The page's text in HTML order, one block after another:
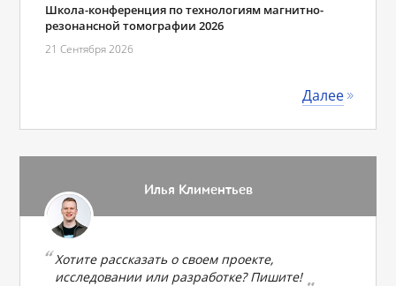
Школа-конференция по технологиям магнитно-
резонансной томографии 2026
21 Сентября 2026
Далее
Илья Климентьев
Хотите рассказать о своем проекте,
исследовании или разработке? Пишите!